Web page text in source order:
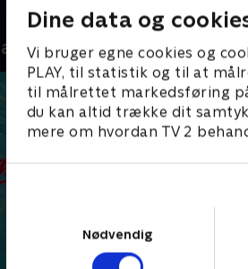
Dine data og
Vi bruger egne cookies og
PLAY, til statistik og til at
til målrettet markedsføring
du kan altid trække dit
mere om hvordan TV 2
Nødvendig
Disney+